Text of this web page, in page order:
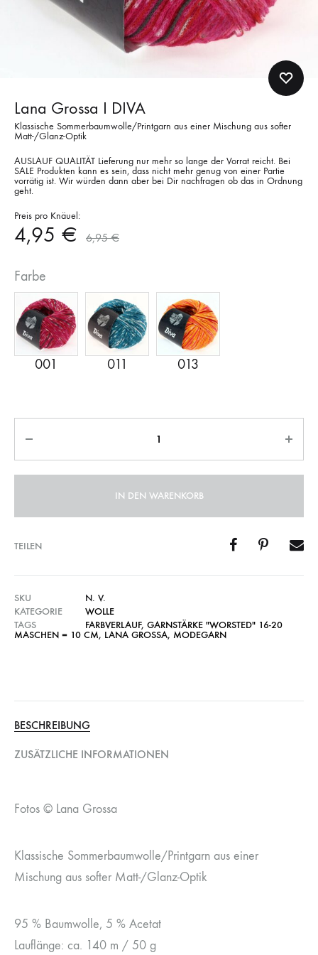
Lana Grossa I DIVA
Klassische Sommerbaumwolle/Printgarn aus einer Mischung aus softer
Matt-/Glanz-Optik
AUSLAUF QUALITÄT Lieferung nur mehr so lange der Vorrat reicht. Bei
SALE Produkten kann es sein, dass nicht mehr genug von einer Partie
vorrätig ist. Wir würden dann aber bei Dir nachfragen ob das in Ordnung
geht.
Preis pro Knäuel:
4,95 € 6,95€
Farbe
IN DEN WARENKORB
TEILEN
SKU
N. V.
KATEGORIE
WOLLE
TAGS
FARBVERLAUF, GARNSTÄRKE "WORSTED" 16-20
MASCHEN = 10 CM, LANA GROSSA, MODEGARN
BESCHREIBUNG
ZUSÄTZLICHE INFORMATIONEN
Fotos © Lana Grossa
Klassische Sommerbaumwolle/Printgarn aus einer
Mischung aus softer Matt-/Glanz-Optik
95 % Baumwolle, 5 % Acetat
Lauflänge: ca. 140 m / 50 g